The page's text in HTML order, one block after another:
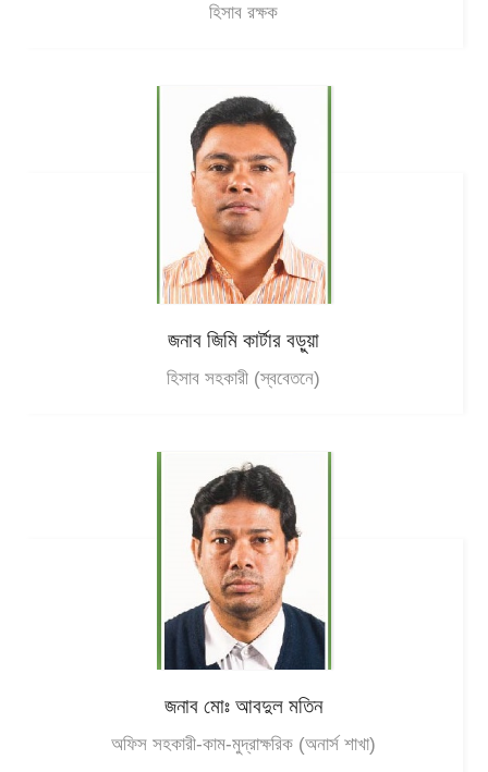
হিসাব রক্ষক
জনাব জিমি কার্টার বড়ুয়া
হিসাব সহকারী (স্ববেতনে)
জনাব মোঃ আবদুল মতিন
অফিস সহকারী-কাম-মুদ্রাক্ষরিক (অনার্স শাখা)